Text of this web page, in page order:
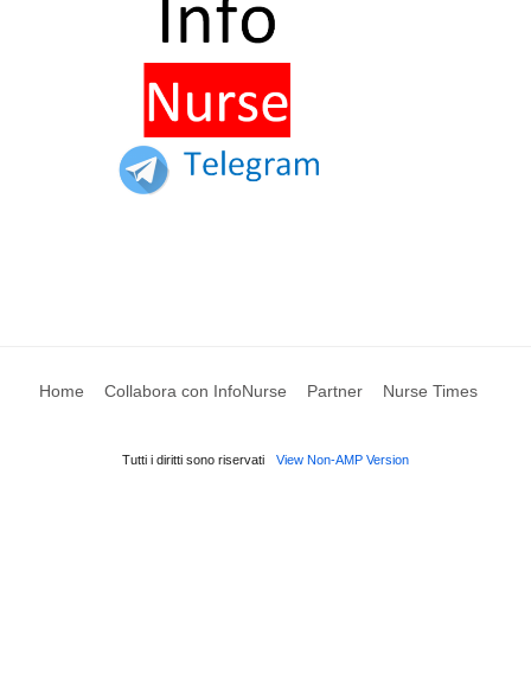
Home Collabora con InfoNurse Partner Nurse Times
Tutti i diritti sono riservati View Non-AMP Version